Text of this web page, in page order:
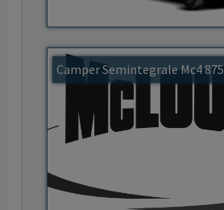
Camper Semintegrale Mc4 875